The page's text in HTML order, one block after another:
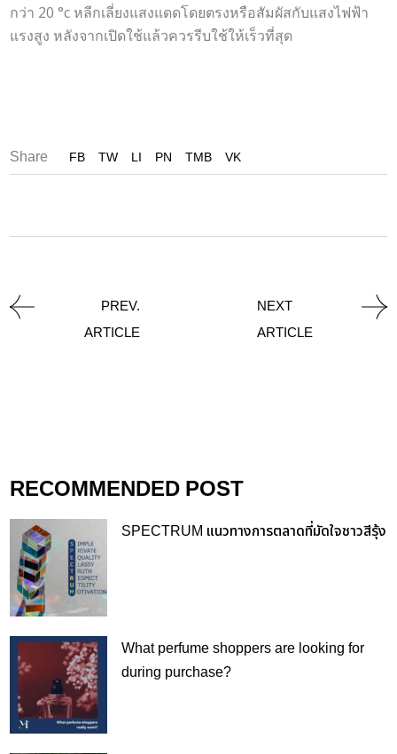
กว่า 20 °c หลีกเลี่ยงแสงแดดโดยตรงหรือสัมผัสกับแสงไฟฟ้า
แรงสูง หลังจากเปิดใช้แล้วควรรีบใช้ให้เร็วที่สุด
RECOMMENDED POST
SPECTRUM แนวทางการตลาดที่มัดใจชาวสีรุ้ง
What perfume shoppers are looking for
during purchase?
Share FB TW LI PN TMB VK
PREV.
ARTICLE
NEXT
ARTICLE